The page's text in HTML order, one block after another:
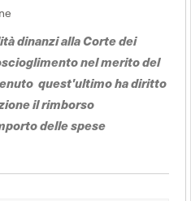
dinanzi alla Corte dei
nel merito del
quest'ultimo ha diritto
il rimborso
delle spese